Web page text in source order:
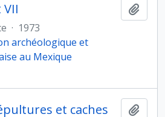
· 1973
archéologique et
au Mexique
et caches